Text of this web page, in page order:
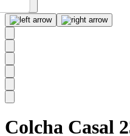
Colcha Casal